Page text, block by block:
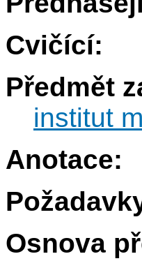
Cvičící:
Předmět
institut
Anotace:
Osnova